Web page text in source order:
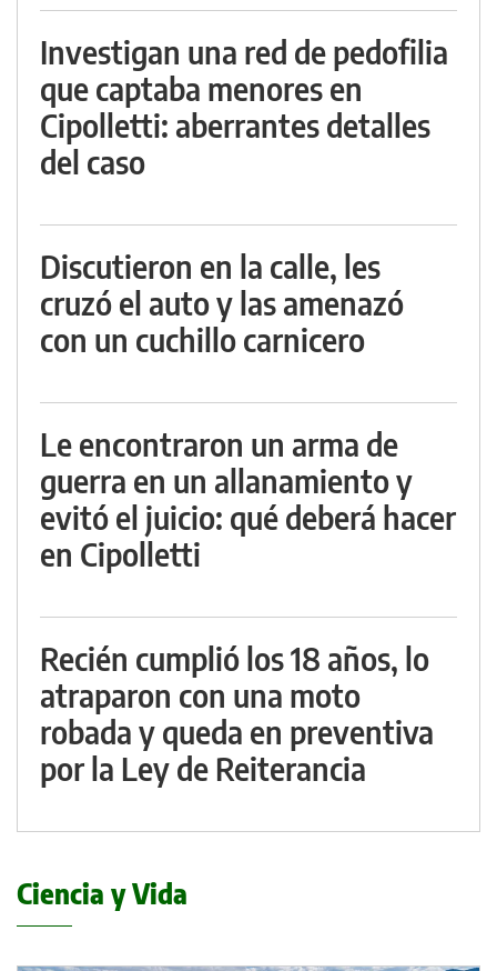
Investigan una red de pedofilia
que captaba menores en
Cipolletti: aberrantes detalles
del caso
Discutieron en la calle, les
cruzó el auto y las amenazó
con un cuchillo carnicero
Le encontraron un arma de
guerra en un allanamiento y
evitó el juicio: qué deberá hacer
en Cipolletti
Recién cumplió los 18 años, lo
atraparon con una moto
robada y queda en preventiva
por la Ley de Reiterancia
Ciencia y Vida